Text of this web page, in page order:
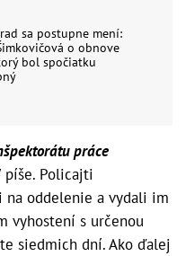
sa postupne mení:
o obnove
bol spočiatku
práce
píše. Policajti
na oddelenie a vydali im
vyhostení s určenou
siedmich dní. Ako ďalej